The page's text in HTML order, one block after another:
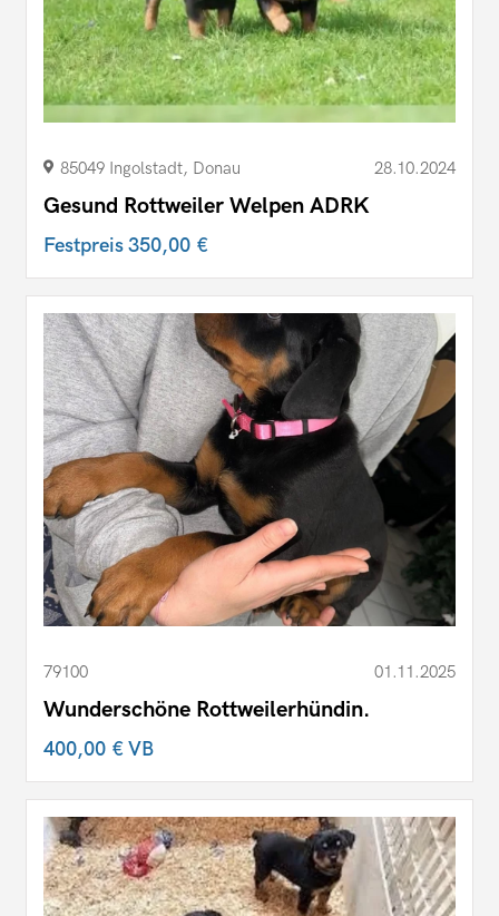
85049 Ingolstadt, Donau 28.10.2024
Gesund Rottweiler Welpen ADRK
Festpreis350,00 €
79100 01.11.2025
Wunderschöne Rottweilerhündin.
400,00 €VB